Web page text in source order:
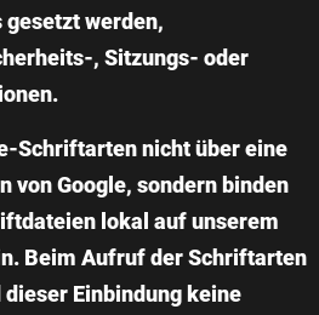
werden,
, Sitzungs- oder
Schriftarten nicht über eine
von Google, sondern binden
lokal auf unserem
Beim Aufruf der Schriftarten
Einbindung keine